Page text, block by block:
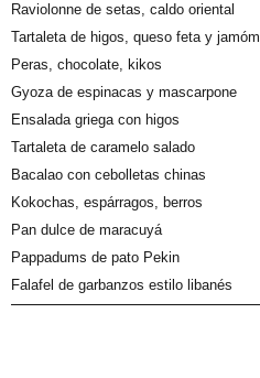
Raviolonne de setas, caldo oriental
Tartaleta de higos, queso feta y jamóm
Peras, chocolate, kikos
Gyoza de espinacas y mascarpone
Ensalada griega con higos
Tartaleta de caramelo salado
Bacalao con cebolletas chinas
Kokochas, espárragos, berros
Pan dulce de maracuyá
Pappadums de pato Pekin
Falafel de garbanzos estilo libanés